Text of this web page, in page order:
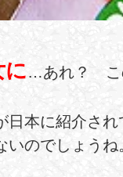
…あれ？ こ
日本に紹介さ
いのでしょうね